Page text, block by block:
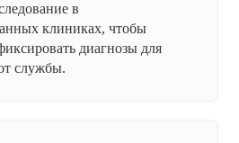
в
клиниках, чтобы
диагнозы для
службы.